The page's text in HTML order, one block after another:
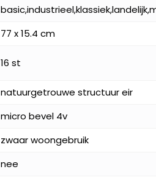
77 x 15.4 cm
16 st
natuurgetrouwe structuur eir
micro bevel 4v
zwaar woongebruik
nee